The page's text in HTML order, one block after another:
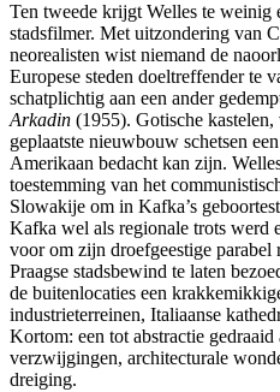
Ten tweede krijgt Welles te
stadsfilmer. Met uitzondering van
neorealisten wist niemand de
Europese steden doeltreffender te
schatplichtig aan een ander
Arkadin (1955). Gotische
geplaatste nieuwbouw schetsen
Amerikaan bedacht kan zijn.
toestemming van het
Slowakije om in Kafka’s
Kafka wel als regionale trots werd
voor om zijn droefgeestige
Praagse stadsbewind te laten
de buitenlocaties een
industrieterreinen, Italiaanse
Kortom: een tot abstractie
verzwijgingen, architecturale
dreiging.